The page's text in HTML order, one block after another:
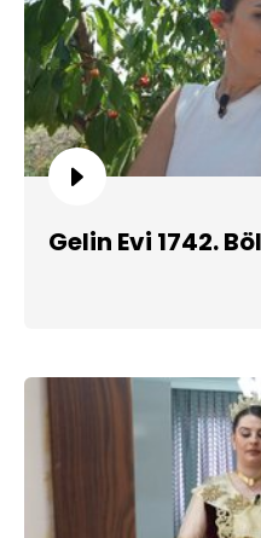
Gelin Evi 1742.